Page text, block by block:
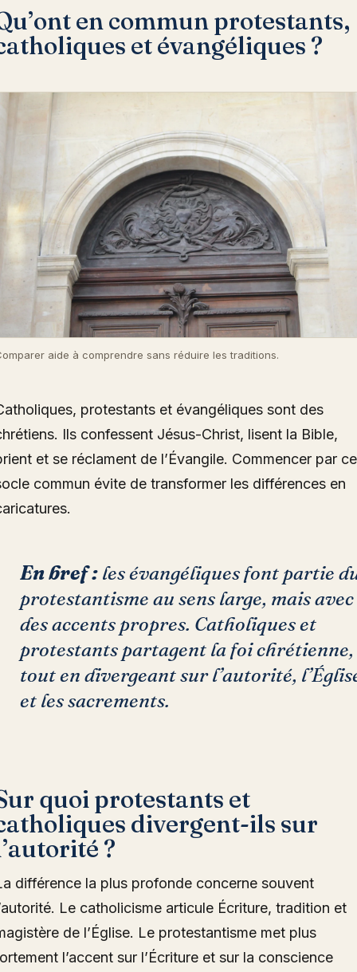
en commun protestants,
et évangéliques ?
aide à comprendre sans réduire les traditions.
protestants et évangéliques sont des
Ils confessent Jésus-Christ, lisent la Bible,
et se réclament de l’Évangile. Commencer par ce
commun évite de transformer les différences en
En bref : les évangéliques font partie
protestantisme au sens large, mais avec
des accents propres. Catholiques et
protestants partagent la foi chrétienne,
tout en divergeant sur l’autorité,
et les sacrements.
quoi protestants et
divergent-ils sur
?
différence la plus profonde concerne souvent
Le catholicisme articule Écriture, tradition et
de l’Église. Le protestantisme met plus
l’accent sur l’Écriture et sur la conscience